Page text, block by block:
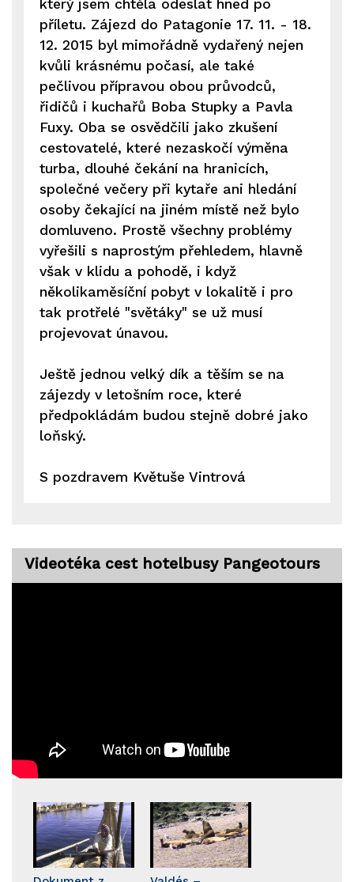
který jsem chtěla odeslat hned po
příletu. Zájezd do Patagonie 17. 11. - 18.
12. 2015 byl mimořádně vydařený nejen
kvůli krásnému počasí, ale také
pečlivou přípravou obou průvodců,
řidičů i kuchařů Boba Stupky a Pavla
Fuxy. Oba se osvědčili jako zkušení
cestovatelé, které nezaskočí výměna
turba, dlouhé čekání na hranicích,
společné večery při kytaře ani hledání
osoby čekající na jiném místě než bylo
domluveno. Prostě všechny problémy
vyřešili s naprostým přehledem, hlavně
však v klidu a pohodě, i když
několikaměsíční pobyt v lokalitě i pro
tak protřelé "světáky" se už musí
projevovat únavou.
Ještě jednou velký dík a těším se na
zájezdy v letošním roce, které
předpokládám budou stejně dobré jako
loňský.
S pozdravem Květuše Vintrová
Videotéka cest hotelbusy Pangeotours